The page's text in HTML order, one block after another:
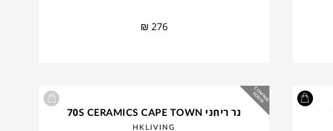
₪ 276
C
O
M
IN
G
S
O
O
N
נר ריחני 70S CERAMICS CAPE TOWN
HKLIVING